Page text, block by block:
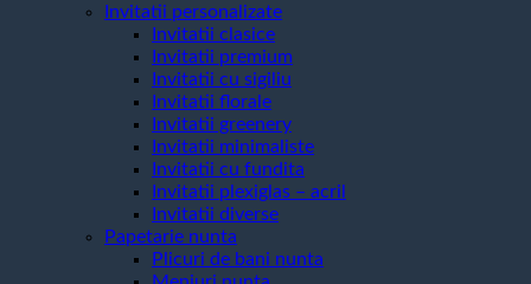
Invitatii personalizate
Invitatii clasice
Invitatii premium
Invitatii cu sigiliu
Invitatii florale
Invitatii greenery
Invitatii minimaliste
Invitatii cu fundita
Invitatii plexiglas – acril
Invitatii diverse
Papetarie nunta
Plicuri de bani nunta